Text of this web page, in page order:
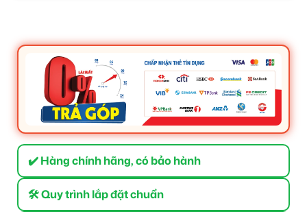
✔️ Hàng chính hãng, có bảo hành
🛠 Quy trình lắp đặt chuẩn